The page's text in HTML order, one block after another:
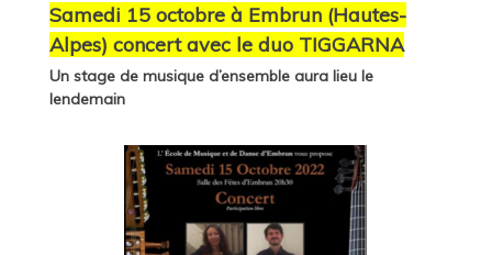
Samedi 15 octobre à Embrun (Hautes-
Alpes) concert avec le duo TIGGARNA
Un stage de musique d’ensemble aura lieu le
lendemain